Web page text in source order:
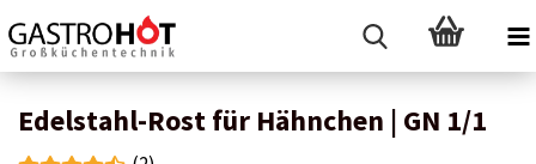
Edelstahl-Rost für Hähnchen | GN 1/1